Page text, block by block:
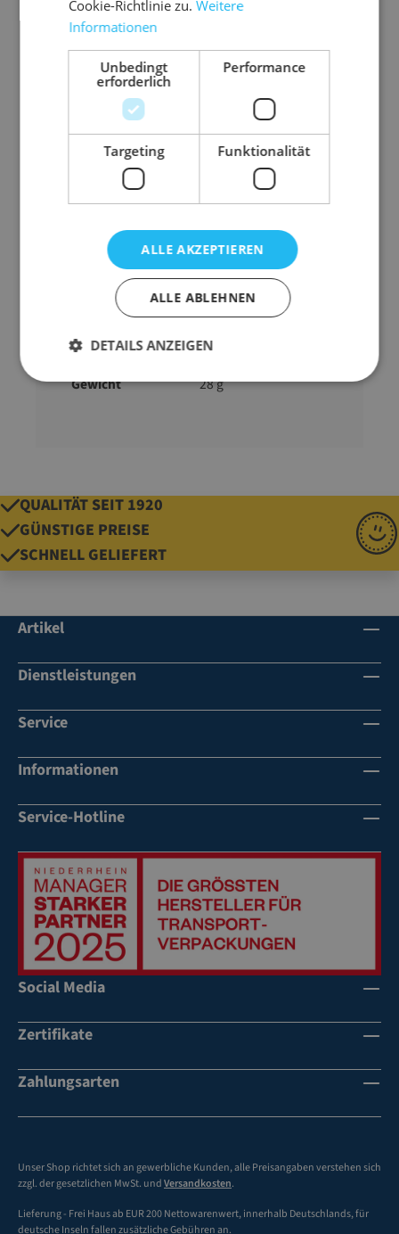
Mit V-Gehrungsschnitten für Ecken und Radien
kein Einschneiden von Gehrungen notwendig
Raumgewicht: 30 kg/m³
Lieferform: endlos auf Pappspule
Abmessung
35 mm x 10 mm x 20
mm x 38 mm x 170
mm (A x B x C x D x E)
Ausführung
Kantenschutz, U-
Profil
Marke
Gewicht
28 g
QUALITÄT SEIT 1920
GÜNSTIGE PREISE
SCHNELL GELIEFERT
Artikel
Dienstleistungen
Service
Informationen
Service-Hotline
Social Media
Zertifikate
Zahlungsarten
Unser Shop richtet sich an gewerbliche Kunden, alle Preisangaben verstehen sich
zzgl. der gesetzlichen MwSt. undVersandkosten.
Lieferung - Frei Haus ab EUR 200 Nettowarenwert, innerhalb Deutschlands, für
deutsche Inseln fallen zusätzliche Gebühren an.
Cookie-Richtlinie zu.Weitere
Informationen
Unbedingt
erforderlich
Performance
Targeting Funktionalität
ALLE AKZEPTIEREN
ALLE ABLEHNEN
DETAILS ANZEIGEN